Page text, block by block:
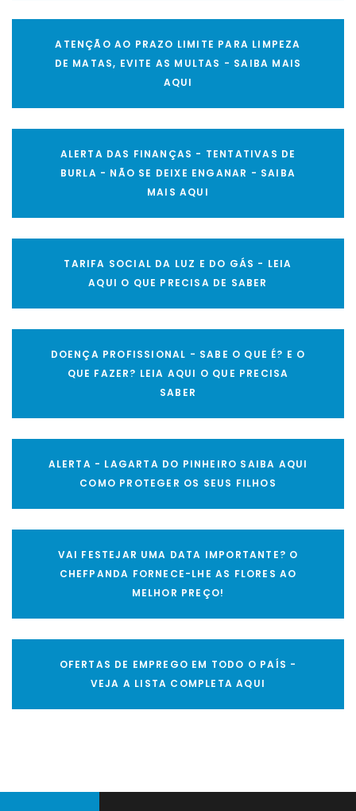
ATENÇÃO AO PRAZO LIMITE PARA LIMPEZA
DE MATAS, EVITE AS MULTAS - SAIBA MAIS
AQUI
ALERTA DAS FINANÇAS - TENTATIVAS DE
BURLA - NÃO SE DEIXE ENGANAR - SAIBA
MAIS AQUI
TARIFA SOCIAL DA LUZ E DO GÁS - LEIA
AQUI O QUE PRECISA DE SABER
DOENÇA PROFISSIONAL - SABE O QUE É? E O
QUE FAZER? LEIA AQUI O QUE PRECISA
SABER
ALERTA - LAGARTA DO PINHEIRO SAIBA AQUI
COMO PROTEGER OS SEUS FILHOS
VAI FESTEJAR UMA DATA IMPORTANTE? O
CHEFPANDA FORNECE-LHE AS FLORES AO
MELHOR PREÇO!
OFERTAS DE EMPREGO EM TODO O PAÍS -
VEJA A LISTA COMPLETA AQUI